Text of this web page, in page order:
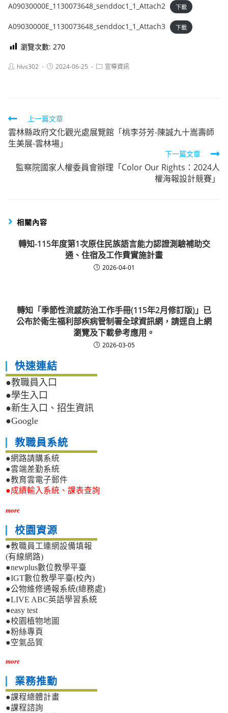
A09030000E_1130073648_senddoc1_1_Attach2 下載
A09030000E_1130073648_senddoc1_1_Attach3 下載
瀏覽次數: 270
Posthlvs302
Post2024-06-25
Post宣導資訊
Read
more
articles
上一篇文章
雲林縣政府文化觀光處展覽館「桃李芬芳-陳誠九十嵩壽師
生美展-雲林場」
下一篇文章
監察院國家人權委員會辦理「Color Our Rights：2024人
權海報設計競賽」
相關內容
轉知-115年度第1次原住民族語言能力認證測驗補助交
通、住宿及工作費實施計畫
2026-04-01
轉知「季節性流感防治工作手冊(115年2月修訂版)」已
公布於衛生福利部疾病管制署全球資訊網，請逕自上網
瀏覽及下載參考應用。
2026-03-05
快速連結
●教職員入口
●學生入口
●新生入口、招生資訊
●Google
教職員系統
●網路請購系統
●雲端差勤系統
●教育雲電子郵件
●成績輸入系統、課表查詢
more
校園資源
●教職員工連網設備填報
(有線網路)
●newplus數位教學平臺
●IGT數位教學平臺(校內)
●公物維修通報系統(總務處)
●LIVE ABC英語學習系統
●easy test
●校園植物地圖
●粉絲專頁
●空氣品質
more
業務推動
●課程總體計畫
●課程諮詢